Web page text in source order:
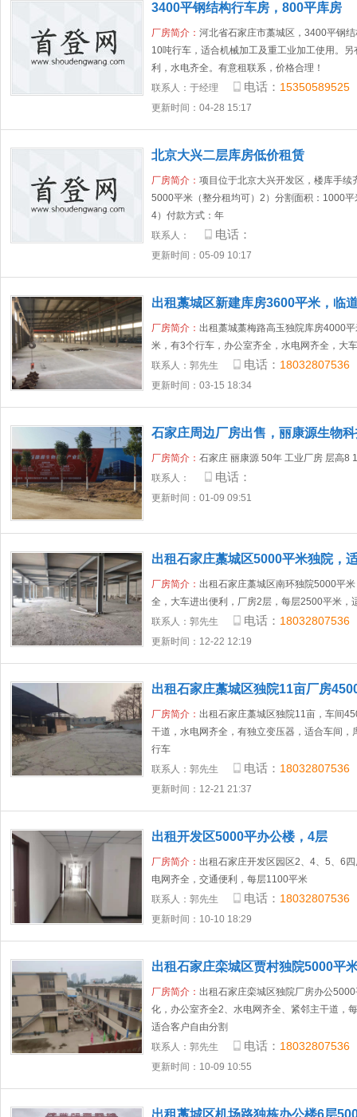
3400平钢结构行车房，800平库房
厂房简介： 河北省石家庄市藁城区，3400平钢
10吨行车，适合机械加工及重工业加工使用。
利，水电齐全。有意租联系，价格合理！
联系人： 于经理 电话： 15350589525
更新时间：04-28 15:17
北京大兴二层库房低价租赁
厂房简介： 项目位于北京大兴开发区，楼库手续
5000平米（整分租均可）2）分割面积：1000
4）付款方式：年
联系人：
电话：
更新时间：05-09 10:17
出租藁城区新建库房3600平米，临
厂房简介： 出租藁城藁梅路高玉独院库房4000
米，有3个行车，办公室齐全，水电网齐全，大
联系人： 郭先生 电话： 18032807536
更新时间：03-15 18:34
石家庄周边厂房出售，丽康源生物
厂房简介： 石家庄 丽康源 50年 工业厂房 层高8 1
联系人：
电话：
更新时间：01-09 09:51
出租石家庄藁城区5000平米独院，
厂房简介： 出租石家庄藁城区南环独院5000平
全，大车进出便利，厂房2层，每层2500平米，
联系人： 郭先生 电话： 18032807536
更新时间：12-22 12:19
出租石家庄藁城区独院11亩厂房
厂房简介： 出租石家庄藁城区独院11亩，车间
干道，水电网齐全，有独立变压器，适合车间，
行车
联系人： 郭先生 电话： 18032807536
更新时间：12-21 21:37
出租开发区5000平办公楼，4层
厂房简介： 出租石家庄开发区园区2、4、5、6
电网齐全，交通便利，每层1100平米
联系人： 郭先生 电话： 18032807536
更新时间：10-10 18:29
出租石家庄栾城区贾村独院5000平
厂房简介： 出租石家庄栾城区独院厂房办公
化，办公室齐全2、水电网齐全、紧邻主干道，
适合客户自由分割
联系人： 郭先生 电话： 18032807536
更新时间：10-09 10:55
出租藁城区机场路独栋办公楼6层